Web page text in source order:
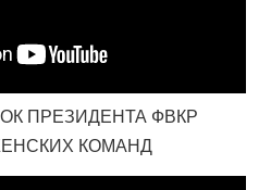
ПРЕЗИДЕНТА ФВКР
КОМАНД